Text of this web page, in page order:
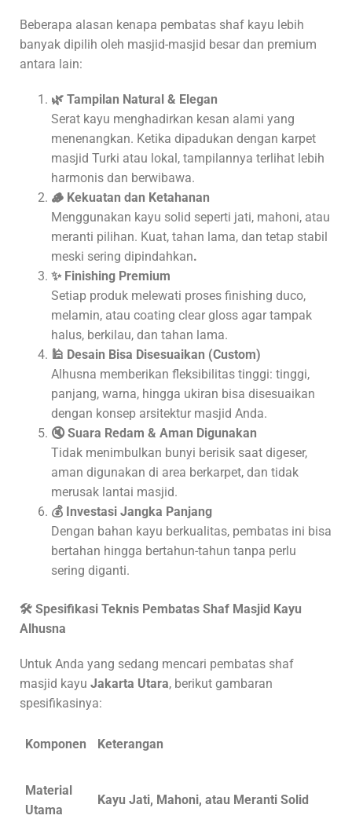
Beberapa alasan kenapa pembatas shaf kayu lebih
banyak dipilih oleh masjid-masjid besar dan premium
antara lain:
🌿 Tampilan Natural & Elegan
Serat kayu menghadirkan kesan alami yang
menenangkan. Ketika dipadukan dengan karpet
masjid Turki atau lokal, tampilannya terlihat lebih
harmonis dan berwibawa.
🪵 Kekuatan dan Ketahanan
Menggunakan kayu solid seperti jati, mahoni, atau
meranti pilihan. Kuat, tahan lama, dan tetap stabil
meski sering dipindahkan.
✨Finishing Premium
Setiap produk melewati proses finishing duco,
melamin, atau coating clear gloss agar tampak
halus, berkilau, dan tahan lama.
🕌 Desain Bisa Disesuaikan (Custom)
Alhusna memberikan fleksibilitas tinggi: tinggi,
panjang, warna, hingga ukiran bisa disesuaikan
dengan konsep arsitektur masjid Anda.
🔇 Suara Redam & Aman Digunakan
Tidak menimbulkan bunyi berisik saat digeser,
aman digunakan di area berkarpet, dan tidak
merusak lantai masjid.
💰 Investasi Jangka Panjang
Dengan bahan kayu berkualitas, pembatas ini bisa
bertahan hingga bertahun-tahun tanpa perlu
sering diganti.
🛠️ Spesifikasi Teknis Pembatas Shaf Masjid Kayu
Alhusna
Untuk Anda yang sedang mencari pembatas shaf
masjid kayu Jakarta Utara, berikut gambaran
spesifikasinya:
Komponen Keterangan
Material
Utama
Kayu Jati, Mahoni, atau Meranti Solid